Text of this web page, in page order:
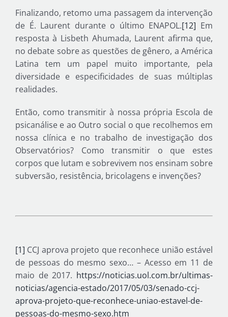
Finalizando, retomo uma passagem da intervenção
de É. Laurent durante o último ENAPOL.[12] Em
resposta à Lisbeth Ahumada, Laurent afirma que,
no debate sobre as questões de gênero, a América
Latina tem um papel muito importante, pela
diversidade e especificidades de suas múltiplas
realidades.
Então, como transmitir à nossa própria Escola de
psicanálise e ao Outro social o que recolhemos em
nossa clínica e no trabalho de investigação dos
Observatórios? Como transmitir o que estes
corpos que lutam e sobrevivem nos ensinam sobre
subversão, resistência, bricolagens e invenções?
[1] CCJ aprova projeto que reconhece união estável
de pessoas do mesmo sexo… – Acesso em 11 de
maio de 2017. https://noticias.uol.com.br/ultimas-
noticias/agencia-estado/2017/05/03/senado-ccj-
aprova-projeto-que-reconhece-uniao-estavel-de-
pessoas-do-mesmo-sexo.htm